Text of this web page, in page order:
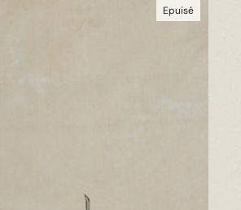
Epuisé